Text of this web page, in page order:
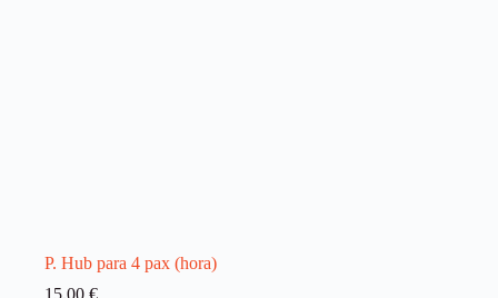
P. Hub para 4 pax (hora)